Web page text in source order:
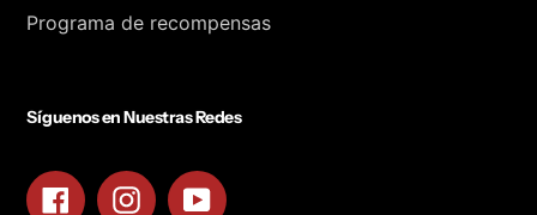
Programa de recompensas
Síguenos en Nuestras Redes
FacebookInstagramYouTube